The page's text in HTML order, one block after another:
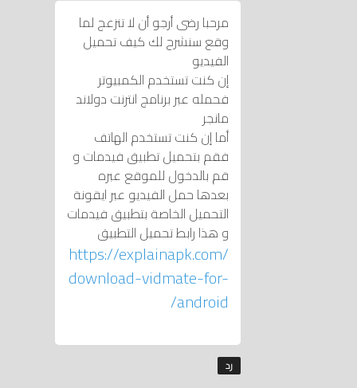
مرحبا رضى أرجو أن لا تنزعج لما
وقع سنشرح لك كيف تحميل
الفيديو
إن كنت تستخدم الكمبيوتر
فحمله عبر برنامج انترنت دولاند
مانجر
أما إن كنت تستخدم الهاتف
فقم بتحميل تطبيق فيدمات و
قم بالدخول للموقع عبره
بعدها حمل الفيديو عبر ايقونة
التحميل الخاصة بتطبيق فيدمات
و هذا رابط تحميل التطبيق
https://explainapk.com/
download-vidmate-for-
android/
رد